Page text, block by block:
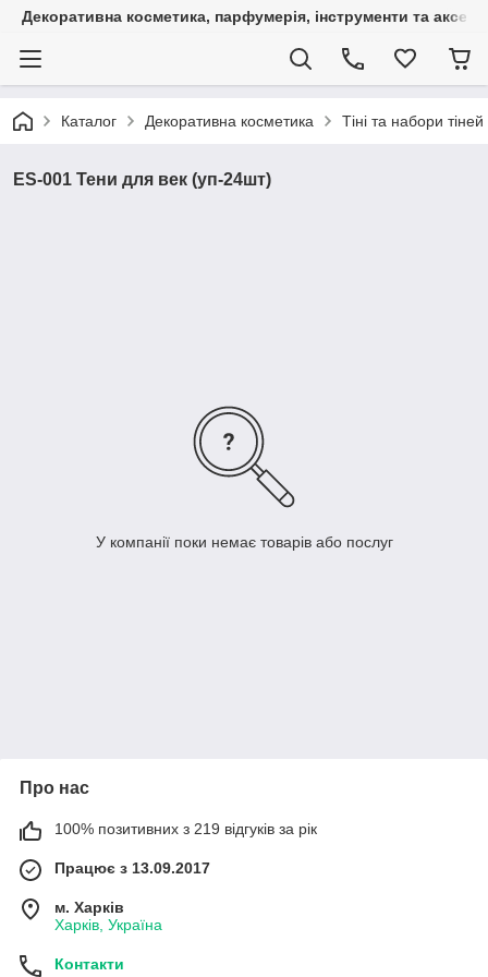
Декоративна косметика, парфумерія, інструменти та
Каталог Декоративна косметика Тіні та набори
ES-001 Тени для век (уп-24шт)
У компанії поки немає товарів або послуг
Про нас
100% позитивних з 219 відгуків за рік
Працює з 13.09.2017
м. Харків
Харків, Україна
Контакти